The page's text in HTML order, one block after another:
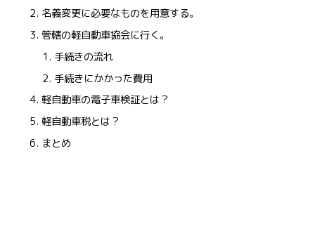
名義変更に必要なものを用意する。
管轄の軽自動車協会に行く。
手続きの流れ
手続きにかかった費用
軽自動車の電子車検証とは？
軽自動車税とは？
まとめ